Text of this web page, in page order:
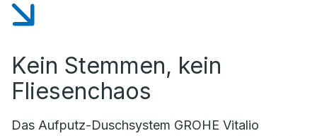
Kein Stemmen, kein
Fliesenchaos
Das Aufputz-Duschsystem GROHE Vitalio